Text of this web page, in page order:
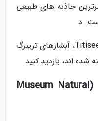
برترین جاذبه های طبیعی
د
ر این جنگل می توانید از دریاچه Titisee، آبشارهای تریبرگ
شده اند، بازدید کنید.
موزه استانی تاریخ طبیعی (Museum Natural